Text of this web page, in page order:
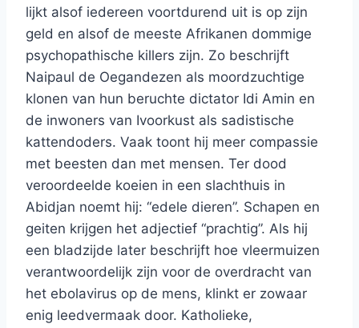
lijkt alsof iedereen voortdurend uit is op zijn
geld en alsof de meeste Afrikanen dommige
psychopathische killers zijn. Zo beschrijft
Naipaul de Oegandezen als moordzuchtige
klonen van hun beruchte dictator Idi Amin en
de inwoners van Ivoorkust als sadistische
kattendoders. Vaak toont hij meer compassie
met beesten dan met mensen. Ter dood
veroordeelde koeien in een slachthuis in
Abidjan noemt hij: “edele dieren”. Schapen en
geiten krijgen het adjectief “prachtig”. Als hij
een bladzijde later beschrijft hoe vleermuizen
verantwoordelijk zijn voor de overdracht van
het ebolavirus op de mens, klinkt er zowaar
enig leedvermaak door. Katholieke,